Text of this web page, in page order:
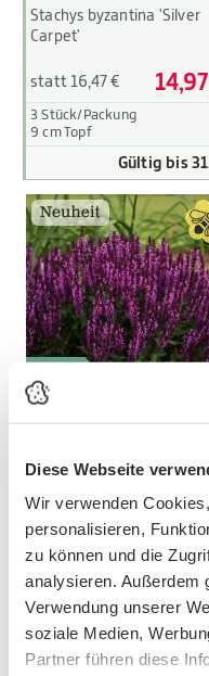
Diese Webseite
Wir verwenden
personalisieren,
zu können und die
analysieren. Außerdem
Verwendung unserer
soziale Medien,
Partner führen diese
Stachys byzantina 'Silver
Carpet'
statt 16,47 €
3 Stück/Packung
9 cm Topf
Gültig bis
rabatt
Salbei 'Bumbleberry'®
'Bumbleberry'®
11 cm Topf